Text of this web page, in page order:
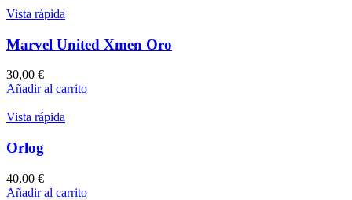
Vista rápida
Marvel United Xmen Oro
30,00 €
Añadir al carrito
Vista rápida
Orlog
40,00 €
Añadir al carrito